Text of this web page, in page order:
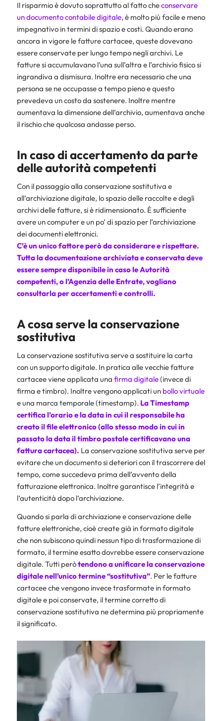
Il risparmio è dovuto soprattutto al fatto checonservare
un documento contabile digitale, è molto più facile e meno
impegnativo in termini di spazio e costi. Quando erano
ancora in vigore le fatture cartacee, queste dovevano
essere conservate per lungo tempo negli archivi. Le
fatture si accumulavano l’una sull’altra e l’archivio fisico si
ingrandiva a dismisura. Inoltre era necessario che una
persona se ne occupasse a tempo pieno e questo
prevedeva un costo da sostenere. Inoltre mentre
aumentava la dimensione dell’archivio, aumentava anche
il rischio che qualcosa andasse perso.
In caso di accertamento da parte
delle autorità competenti
Con il passaggio alla conservazione sostitutiva e
all’archiviazione digitale, lo spazio delle raccolte e degli
archivi delle fatture, si è ridimensionato. É sufficiente
avere un computer e un po’ di spazio per l’archiviazione
dei documenti elettronici.
C’è un unico fattore però da considerare e rispettare.
Tutta la documentazione archiviata e conservata deve
essere sempre disponibile in caso le Autorità
competenti, o l’Agenzia delle Entrate, vogliano
consultarla per accertamenti e controlli.
A cosa serve la conservazione
sostitutiva
La conservazione sostitutiva serve a sostituire la carta
con un supporto digitale. In pratica alle vecchie fatture
cartacee viene applicata una firma digitale(invece di
firma e timbro). Inoltre vengono applicati un bollo virtuale
e una marca temporale (timestamp). LaTimestamp
certifica l’orario e la data in cuiil responsabileha
creato il file elettronico (allo stesso modo in cui in
passato la data il timbro postale certificavano una
fattura cartacea). La conservazione sostitutiva serve per
evitare che un documento si deteriori con il trascorrere del
tempo, come succedeva prima dell’avvento della
fatturazione elettronica. Inoltre garantisce l’integrità e
l’autenticità dopo l’archiviazione.
Quando si parla di archiviazione e conservazione delle
fatture elettroniche, cioè create già in formato digitale
che non subiscono quindi nessun tipo di trasformazione di
formato, il termine esatto dovrebbe essere conservazione
digitale. Tutti peròtendono a unificare la conservazione
digitale nell’unico termine “sostitutiva”. Per le fatture
cartacee che vengono invece trasformate in formato
digitale e poi conservate, il termine corretto di
conservazione sostitutiva ne determina più propriamente
il significato.